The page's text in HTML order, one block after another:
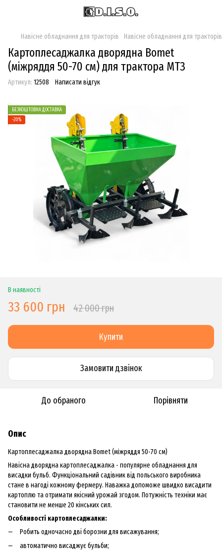
Навісне обладнання для тракторів Навісне обладнання для
Картоплесаджалка дворядна Bomet
(мiжряддя 50-70 см) для трактора МТЗ
Артикул: 12508 Написати відгук
БЕЗКОШТОВНА ДОСТАВКА
−20%
В наявності
33 600 грн 42 000 грн
Купити
Замовити дзвiнок
До обраного Порівняти
Опис
Картоплесаджалка дворядна Bomet (мiжряддя 50-70 см)
Навісна дворядна картоплесаджалка - популярне обладнання для
висадки бульб. Функціональний садівник від польського виробника
стане в нагоді кожному фермеру. Наважка допоможе швидко висадити
картоплю та отримати якісний урожай згодом. Потужність техніки має
становити не менше 20 кінських сил.
Особливості картоплесаджалки:
Робить одночасно дві борозни для висажування;
автоматично висаджує бульби;